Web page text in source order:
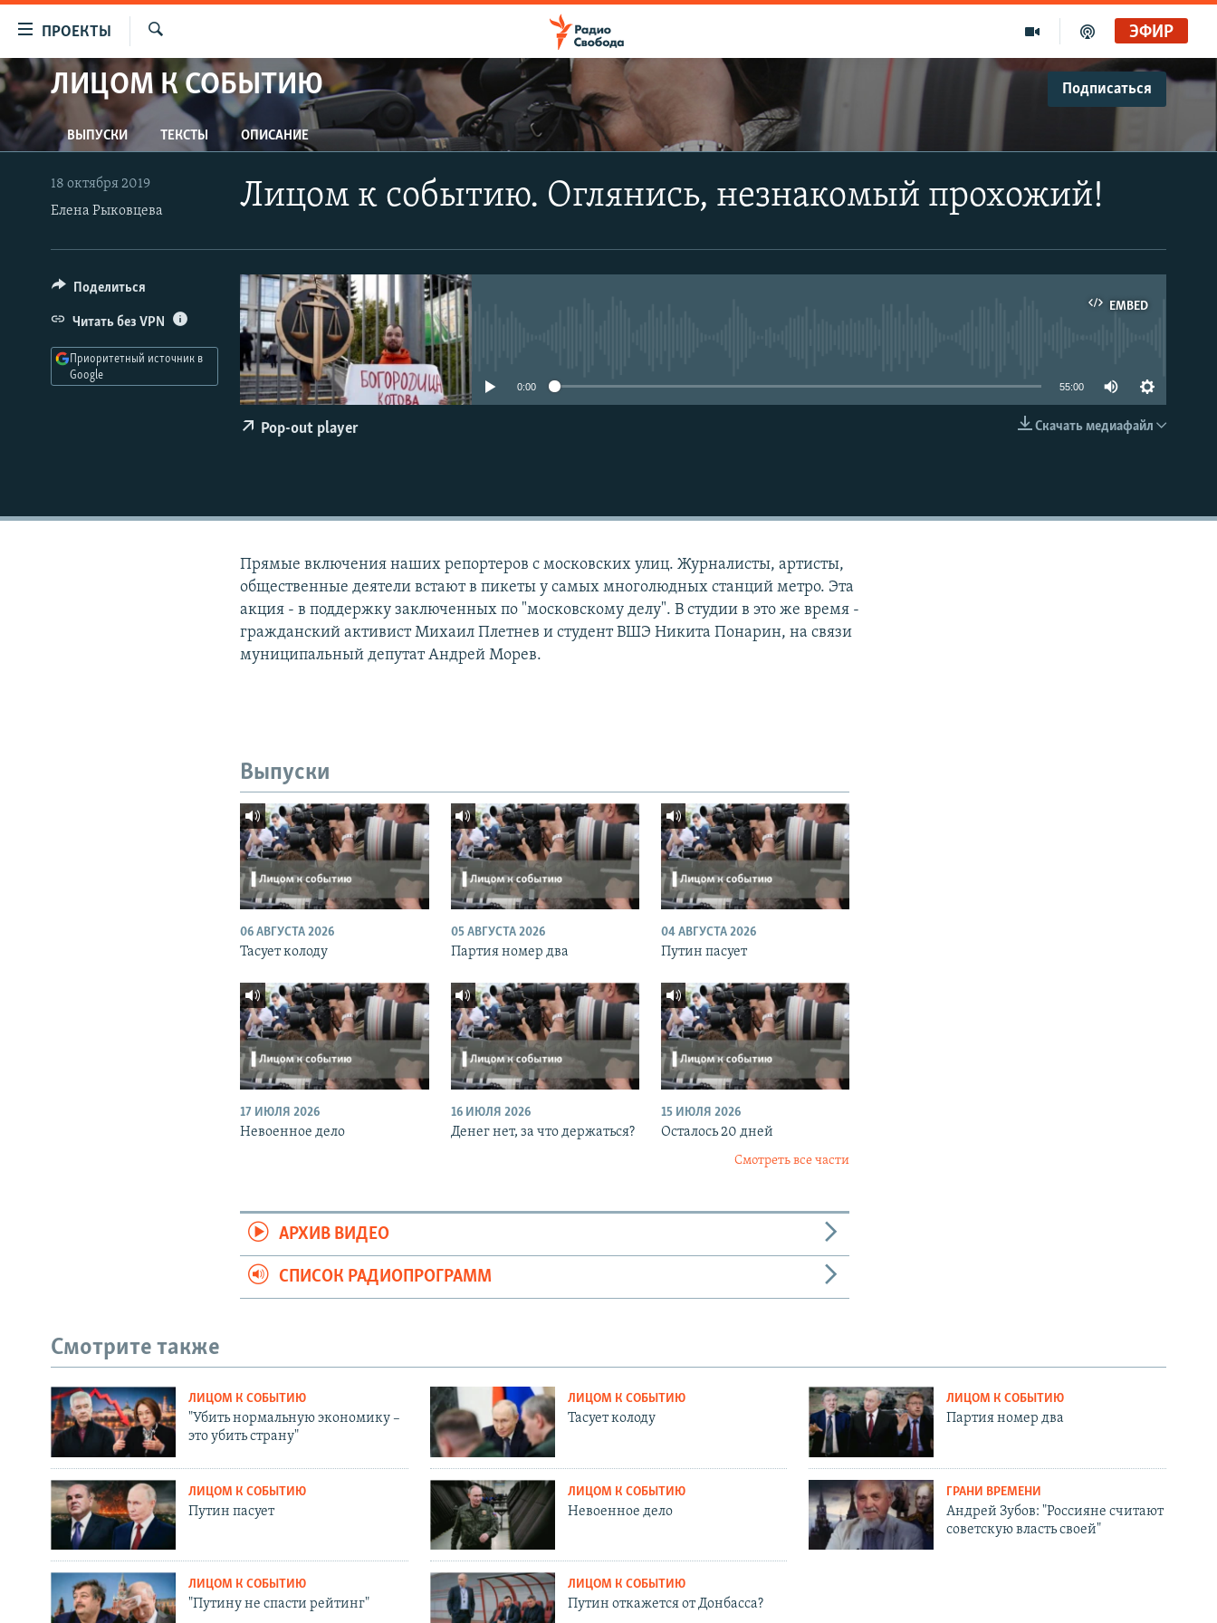
упрощенного
доступа
Вернуться
к
основному
содержанию
навигации
Вернутся
ПРОЕКТЫ
ПРОГРАММЫ
ПОДКАСТЫ
АВТОРСКИЕ ПРОЕКТЫ
ЦИТАТЫ СВОБОДЫ
МНЕНИЯ
КУЛЬТУРА
IDEL.РЕАЛИИ
КАВКАЗ.РЕАЛИИ
СЕВЕР.РЕАЛИИ
СИБИРЬ.РЕАЛИИ
Искать
ЭФИР
ЛИЦОМ К СОБЫТИЮ Подписаться
CastBox
ВЫПУСКИ ТЕКСТЫ ОПИСАНИЕ
Лицом к событию. Оглянись, незнакомый прохожий!
18 октября 2019
Елена Рыковцева
EMBED
EMBED
0:00 55:00
Скачать медиафайл
Pop-out player
Поделиться
Читать без VPN
Приоритетный источник в
Google
Прямые включения наших репортеров с московских улиц. Журналисты, артисты,
общественные деятели встают в пикеты у самых многолюдных станций метро. Эта
акция - в поддержку заключенных по "московскому делу". В студии в это же время -
гражданский активист Михаил Плетнев и студент ВШЭ Никита Понарин, на связи
муниципальный депутат Андрей Морев.
Выпуски
06 АВГУСТА 2026
Тасует колоду
05 АВГУСТА 2026
Партия номер два
04 АВГУСТА 2026
Путин пасует
17 ИЮЛЯ 2026
Невоенное дело
16 ИЮЛЯ 2026
Денег нет, за что держаться?
15 ИЮЛЯ 2026
Осталось 20 дней
Смотреть все части
АРХИВ ВИДЕО
СПИСОК РАДИОПРОГРАММ
Смотрите также
ЛИЦОМ К СОБЫТИЮ
"Убить нормальную экономику –
это убить страну"
ЛИЦОМ К СОБЫТИЮ
Тасует колоду
ЛИЦОМ К СОБЫТИЮ
Партия номер два
ЛИЦОМ К СОБЫТИЮ
Путин пасует
ЛИЦОМ К СОБЫТИЮ
Невоенное дело
ГРАНИ ВРЕМЕНИ
Андрей Зубов: "Россияне считают
советскую власть своей"
ЛИЦОМ К СОБЫТИЮ
"Путину не спасти рейтинг"
ЛИЦОМ К СОБЫТИЮ
Путин откажется от Донбасса?